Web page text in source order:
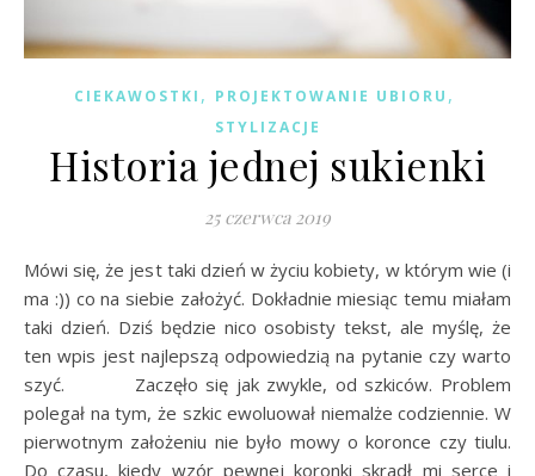
CIEKAWOSTKI , PROJEKTOWANIE UBIORU ,
STYLIZACJE
Historia jednej sukienki
25 czerwca 2019
Mówi się, że jest taki dzień w życiu kobiety, w którym wie (i
ma :)) co na siebie założyć. Dokładnie miesiąc temu miałam
taki dzień. Dziś będzie nico osobisty tekst, ale myślę, że
ten wpis jest najlepszą odpowiedzią na pytanie czy warto
szyć. Zaczęło się jak zwykle, od szkiców. Problem
polegał na tym, że szkic ewoluował niemalże codziennie. W
pierwotnym założeniu nie było mowy o koronce czy tiulu.
Do czasu, kiedy wzór pewnej koronki skradł mi serce i